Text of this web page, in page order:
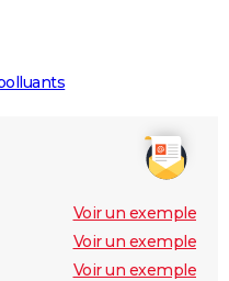
Voir un exemple
Voir un exemple
Voir un exemple